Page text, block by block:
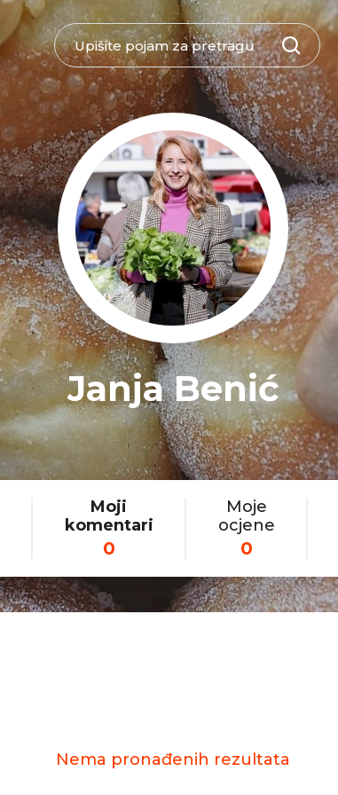
Janja Benić
Moji
komentari
0
Moje
ocjene
0
Nema pronađenih rezultata